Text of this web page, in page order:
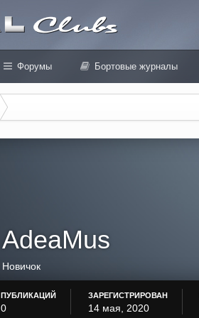
Форумы Бортовые журналы
AdeaMus
Новичок
ПУБЛИКАЦИЙ
0
ЗАРЕГИСТРИРОВАН
14 мая, 2020